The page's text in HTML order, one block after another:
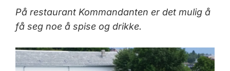
På restaurant Kommandanten er det mulig å
få seg noe å spise og drikke.